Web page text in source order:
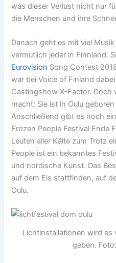
was dieser Verlust nicht nur
die Menschen und ihre
Danach geht es mit viel
vermutlich jeder in Finnland.
Eurovision Song Contest
war bei Voice of Finland
Castingshow X-Factor. Doch
macht: Sie ist in Oulu
Anschließend gibt es noch
Frozen People Festival Ende
Leuten aller Kälte zum Trotz
People ist ein bekanntes
und nordische Kunst. Das
auf dem Eis stattfinden, auf
Oulu.
Lichtinstallationen wird es
geben.